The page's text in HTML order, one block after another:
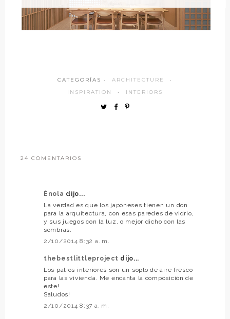
CATEGORÍAS · ARCHITECTURE
·
INSPIRATION
· INTERIORS
24 COMENTARIOS
Énola dijo...
La verdad es que los japoneses tienen un don
para la arquitectura, con esas paredes de vidrio,
y sus juegos con la luz, o mejor dicho con las
sombras.
2/10/2014 8:32 a. m.
thebestlittleproject dijo...
Los patios interiores son un soplo de aire fresco
para las vivienda. Me encanta la composición de
este!
Saludos!
2/10/2014 8:37 a. m.